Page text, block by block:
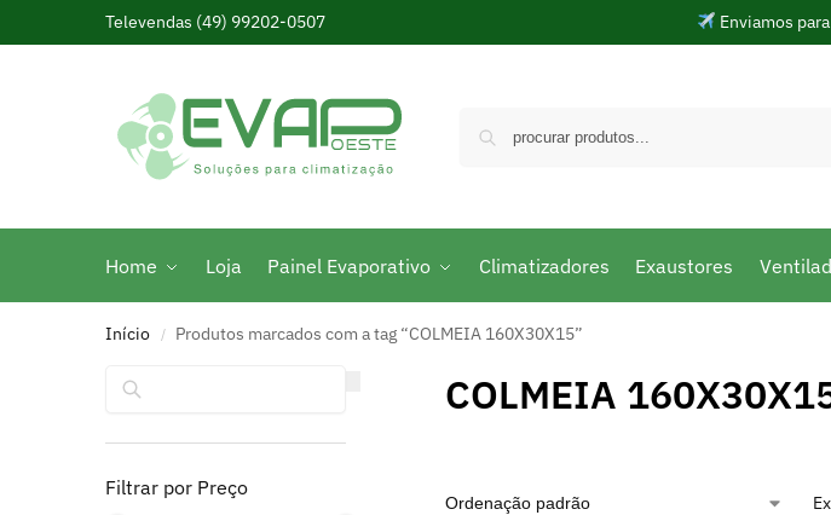
Televendas (49) 99202-0507 Enviamos
Home Loja Painel Evaporativo Climatizadores Exaustores
Início / Produtos marcados com a tag “COLMEIA 160X30X15”
COLMEIA
Filtrar por Preço